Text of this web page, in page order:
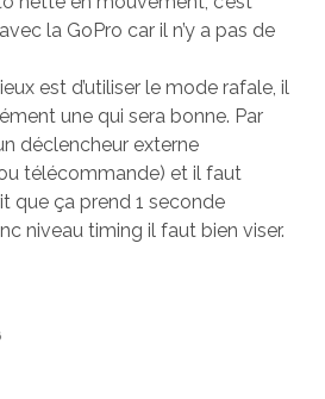
la GoPro car il n’y a pas de
est d’utiliser le mode rafale, il
une qui sera bonne. Par
déclencheur externe
télécommande) et il faut
que ça prend 1 seconde
niveau timing il faut bien viser.